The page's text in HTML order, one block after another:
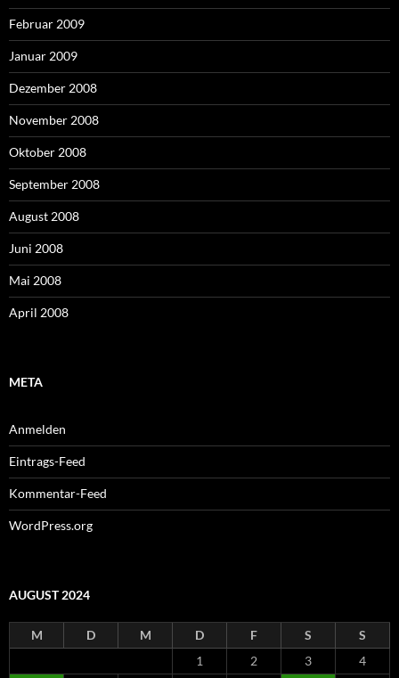
Februar 2009
Januar 2009
Dezember 2008
November 2008
Oktober 2008
September 2008
August 2008
Juni 2008
Mai 2008
April 2008
META
Anmelden
Eintrags-Feed
Kommentar-Feed
WordPress.org
AUGUST 2024
M D M D F S
S
1
2 3 4